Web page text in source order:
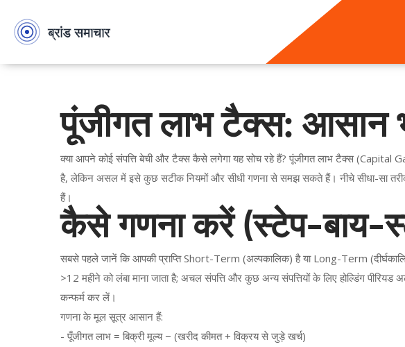
पूंजीगत लाभ टैक्स: आसान
क्या आपने कोई संपत्ति बेची और टैक्स कैसे लगेगा यह सोच रहे हैं? पूंजीगत लाभ टैक्स (Capital
है, लेकिन असल में इसे कुछ सटीक नियमों और सीधी गणना से समझ सकते हैं। नीचे सीधा-सा
हैं।
कैसे गणना करें (स्टेप-बाय-
सबसे पहले जानें कि आपकी प्राप्ति Short-Term (अल्पकालिक) है या Long-Term
>12 महीने को लंबा माना जाता है; अचल संपत्ति और कुछ अन्य संपत्तियों के लिए होल्डिंग
कन्फर्म कर लें।
गणना के मूल सूत्र आसान हैं:
- पूँजीगत लाभ = बिक्री मूल्य − (खरीद कीमत + विक्रय से जुड़े खर्च)